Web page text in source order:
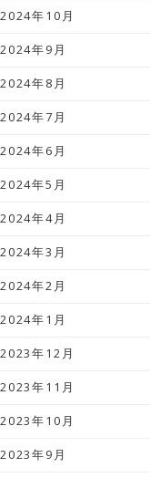
2024年10月
2024年9月
2024年8月
2024年7月
2024年6月
2024年5月
2024年4月
2024年3月
2024年2月
2024年1月
2023年12月
2023年11月
2023年10月
2023年9月